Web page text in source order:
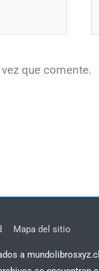
que comente.
Mapa del sitio
a